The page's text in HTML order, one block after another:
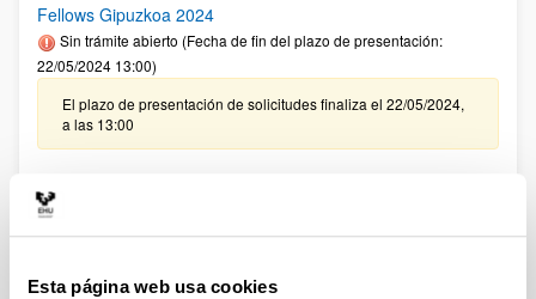
Esta página web usa cookies
Fellows Gipuzkoa 2024
Sin trámite abierto (Fecha de fin del plazo de presentación:
22/05/2024 13:00)
El plazo de presentación de solicitudes finaliza el 22/05/2024,
a las 13:00
FORMACIÓN DE PERSONAL INVESTIGADOR NO DOCTOR
2024-2025: Nuevas ayudas (Gobierno Vasco)
23/06/2024)